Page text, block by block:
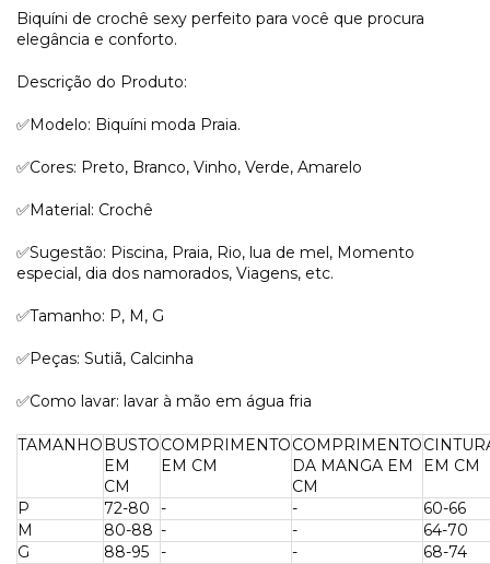
Biquíni de crochê sexy perfeito para você que procura
elegância e conforto.
Descrição do Produto:
✅Modelo: Biquíni moda Praia.
✅Cores: Preto, Branco, Vinho, Verde, Amarelo
✅Material: Crochê
✅Sugestão: Piscina, Praia, Rio, lua de mel, Momento
especial, dia dos namorados, Viagens, etc.
✅Tamanho: P, M, G
✅Peças: Sutiã, Calcinha
✅Como lavar: lavar à mão em água fria
TAMANHOBUSTO
EM
CM
COMPRIMENTO
EM CM
COMPRIMENTO
DA MANGA EM
CM
EM CM
P 72-80 - -
60-66
M
80-88 - -
64-70
G
88-95 - - 68-74